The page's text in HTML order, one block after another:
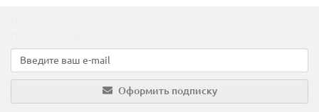
Оформить подписку